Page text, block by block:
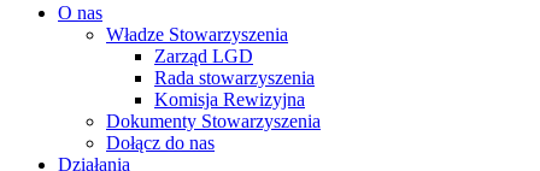
O nas
Władze Stowarzyszenia
Zarząd LGD
Rada stowarzyszenia
Komisja Rewizyjna
Dokumenty Stowarzyszenia
Dołącz do nas
Działania